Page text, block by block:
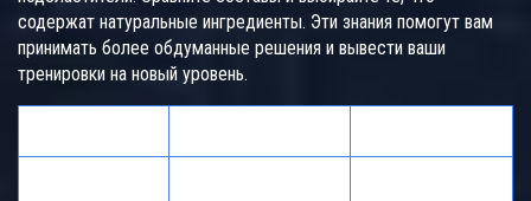
содержат натуральные ингредиенты. Эти знания помогут вам
принимать более обдуманные решения и вывести ваши
тренировки на новый уровень.